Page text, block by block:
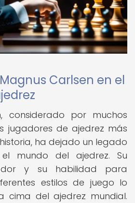
Carlsen en el
considerado por muchos
jugadores de ajedrez más
ha dejado un legado
mundo del ajedrez. Su
y su habilidad para
estilos de juego lo
cima del ajedrez mundial.